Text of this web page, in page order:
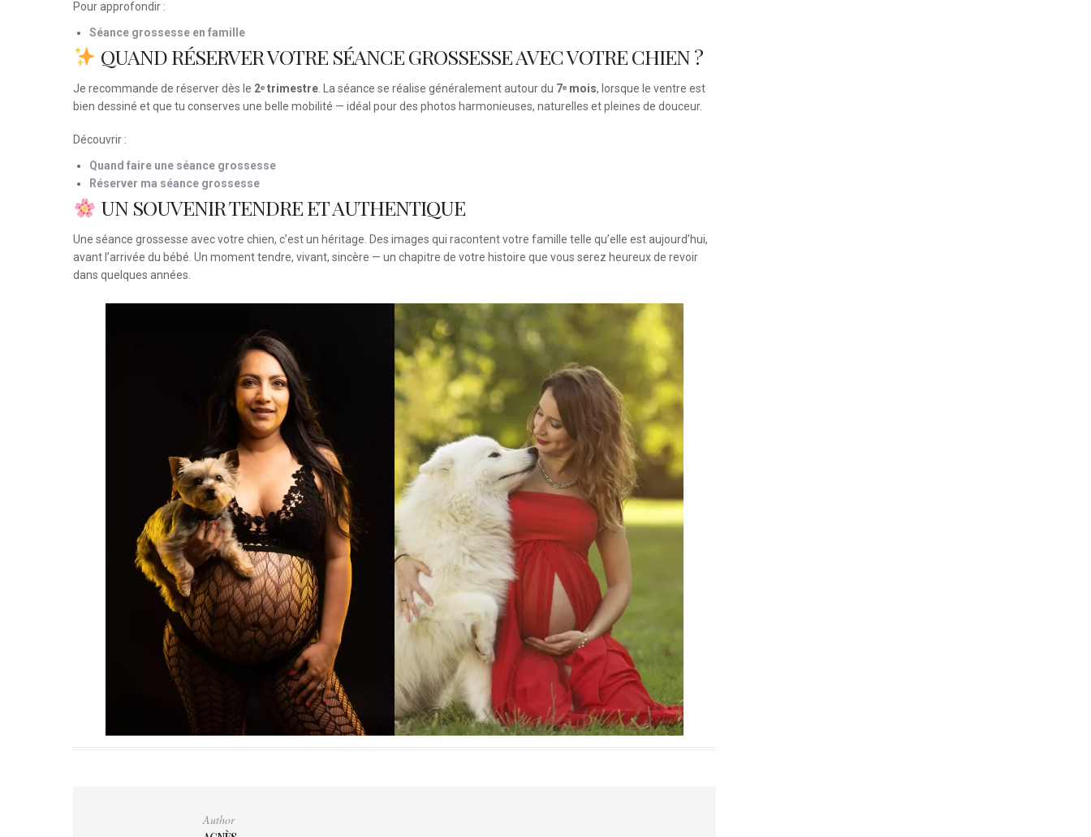
Pour approfondir :
Séance grossesse en famille
QUAND RÉSERVER VOTRE SÉANCE GROSSESSE AVEC VOTRE CHIEN ?
Je recommande de réserver dès le 2ᵉ trimestre . La séance se réalise généralement autour du 7ᵉ mois, lorsque le ventre est
bien dessiné et que tu conserves une belle mobilité — idéal pour des photos harmonieuses, naturelles et pleines de douceur.
Découvrir :
Quand faire une séance grossesse
Réserver ma séance grossesse
UN SOUVENIR TENDRE ET AUTHENTIQUE
Une séance grossesse avec votre chien, c’est un héritage. Des images qui racontent votre famille telle qu’elle est aujourd’hui,
avant l’arrivée du bébé. Un moment tendre, vivant, sincère — un chapitre de votre histoire que vous serez heureux de revoir
dans quelques années.
Author